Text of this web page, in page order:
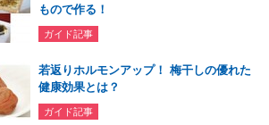
もので作る！
ガイド記事
若返りホルモンアップ！ 梅干しの優れた
健康効果とは？
ガイド記事